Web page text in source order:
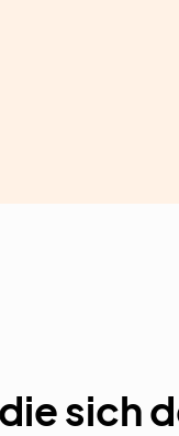
sich